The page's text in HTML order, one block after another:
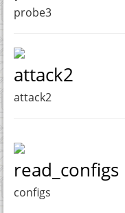
probe3
attack2
attack2
read_configs
configs